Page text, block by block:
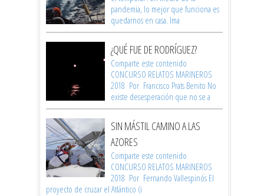
pandemia, lo mejor que funciona es
quedarnos en casa. Ima
¿QUÉ FUE DE RODRÍGUEZ?
Comparte este contenido
CONCURSO RELATOS MARINEROS
2018 Por Francisco Prats Benito No
existe desesperación que no se a
SIN MÁSTIL CAMINO A LAS
AZORES
Comparte este contenido
CONCURSO RELATOS MARINEROS
2018 Por Fernando Vallespinós El
proyecto de cruzar el Atlántico (i